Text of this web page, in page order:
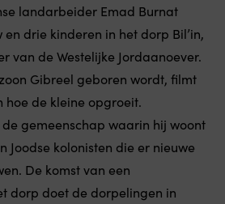
landarbeider Emad Burnat
drie kinderen in het dorp Bil’in,
van de Westelijke Jordaanoever.
Gibreel geboren wordt, filmt
hoe de kleine opgroeit.
gemeenschap waarin hij woont
Joodse kolonisten die er nieuwe
De komst van een
dorp doet de dorpelingen in